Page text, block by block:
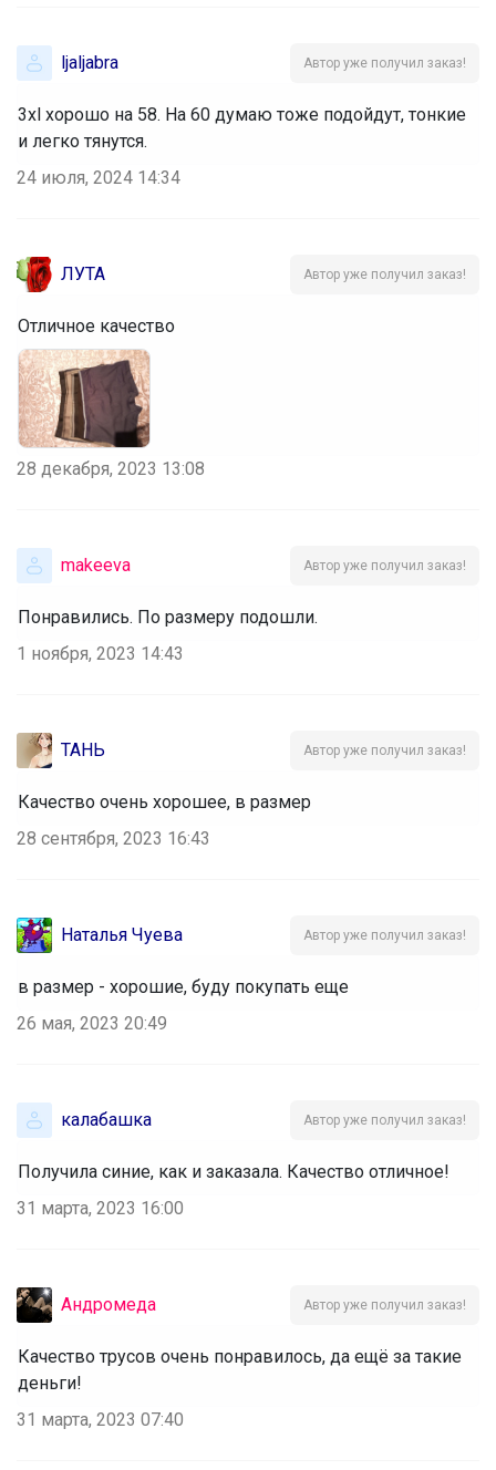
ljaljabra Автор уже получил заказ!
3xl хорошо на 58. На 60 думаю тоже подойдут, тонкие
и легко тянутся.
24 июля, 2024 14:34
ЛУТА Автор уже получил заказ!
Отличное качество
28 декабря, 2023 13:08
makeeva Автор уже получил заказ!
Понравились. По размеру подошли.
1 ноября, 2023 14:43
ТАНЬ Автор уже получил заказ!
Качество очень хорошее, в размер
28 сентября, 2023 16:43
Наталья Чуева Автор уже получил заказ!
в размер - хорошие, буду покупать еще
26 мая, 2023 20:49
калабашка Автор уже получил заказ!
Получила синие, как и заказала. Качество отличное!
31 марта, 2023 16:00
Андромеда Автор уже получил заказ!
Качество трусов очень понравилось, да ещё за такие
деньги!
31 марта, 2023 07:40